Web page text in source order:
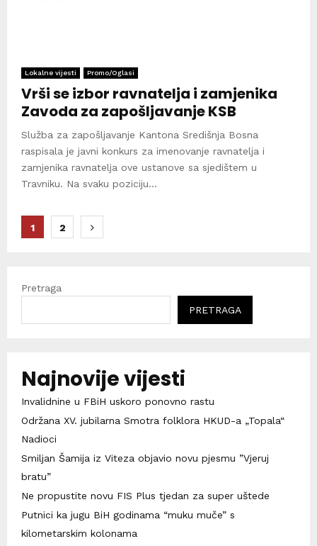
Lokalne vijesti Promo/Oglasi
Vrši se izbor ravnatelja i zamjenika
Zavoda za zapošljavanje KSB
Služba za zapošljavanje Kantona Središnja Bosna
raspisala je javni konkurs za imenovanje ravnatelja i
zamjenika ravnatelja ove ustanove sa sjedištem u
Travniku. Na svaku poziciju...
Brojevi
objava
1 2
Pretraga
PRETRAGA
Najnovije vijesti
Invalidnine u FBiH uskoro ponovno rastu
Održana XV. jubilarna Smotra folklora HKUD-a „Topala“
Nadioci
Smiljan Šamija iz Viteza objavio novu pjesmu ”Vjeruj
bratu”
Ne propustite novu FIS Plus tjedan za super uštede
Putnici ka jugu BiH godinama “muku muče” s
kilometarskim kolonama